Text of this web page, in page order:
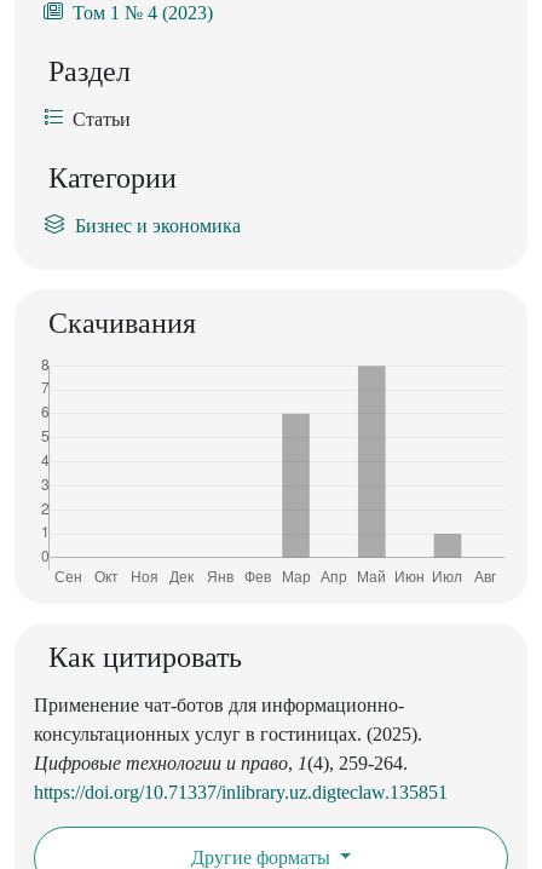
Том 1 № 4 (2023)
Раздел
Статьи
Категории
Бизнес и экономика
Скачивания
Как цитировать
Применение чат-ботов для информационно-
консультационных услуг в гостиницах. (2025).
Цифровые технологии и право, 1(4), 259-264.
https://doi.org/10.71337/inlibrary.uz.digteclaw.135851
Другие форматы